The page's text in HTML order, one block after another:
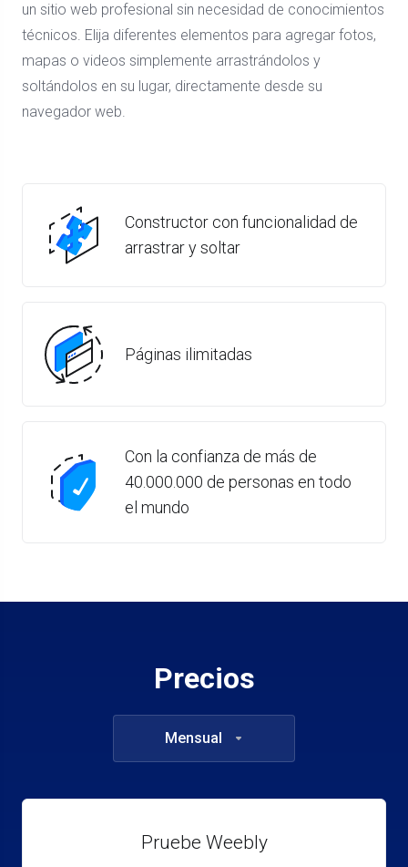
un sitio web profesional sin necesidad de conocimientos
técnicos. Elija diferentes elementos para agregar fotos,
mapas o videos simplemente arrastrándolos y
soltándolos en su lugar, directamente desde su
navegador web.
Constructor con funcionalidad de
arrastrar y soltar
Páginas ilimitadas
Con la confianza de más de
40.000.000 de personas en todo
el mundo
Precios
Mensual
Pruebe Weebly